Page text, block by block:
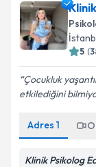
5 (
Çocukluk
etkilediğini
Adres 1
Klinik Psikolog